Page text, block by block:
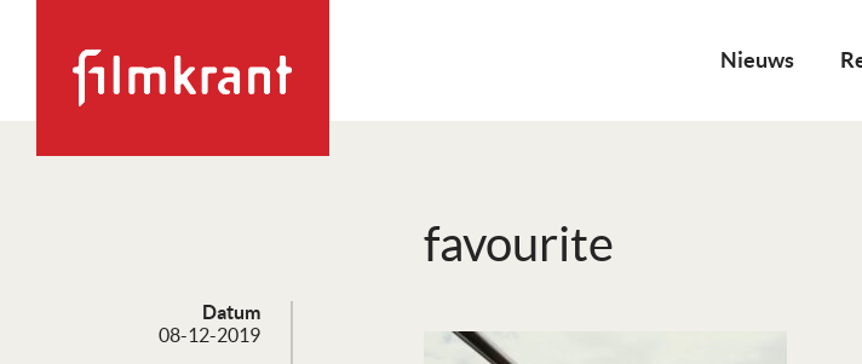
Nieuws
favourite
Datum
08-12-2019